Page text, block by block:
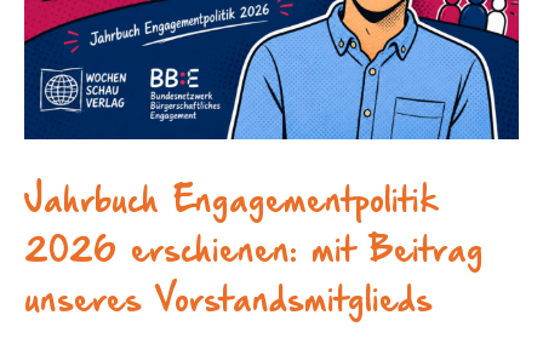
Jahr­buch Enga­ge­ment­po­li­tik
2026 erschie­nen: mit Beitrag
unseres Vorstandsmitglieds